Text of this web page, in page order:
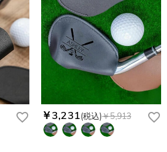
￥3,231(税込)￥5,913